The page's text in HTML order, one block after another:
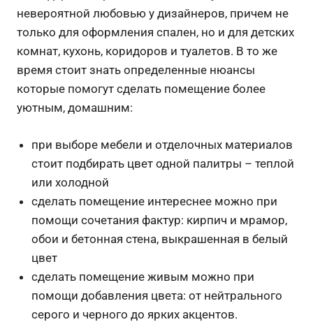
невероятной любовью у дизайнеров, причем не
только для оформления спален, но и для детских
комнат, кухонь, коридоров и туалетов. В то же
время стоит знать определенные нюансы
которые помогут сделать помещение более
уютным, домашним:
при выборе мебели и отделочных материалов
стоит подбирать цвет одной палитры – теплой
или холодной
сделать помещение интереснее можно при
помощи сочетания фактур: кирпич и мрамор,
обои и бетонная стена, выкрашенная в белый
цвет
сделать помещение живым можно при
помощи добавления цвета: от нейтрального
серого и черного до ярких акцентов.